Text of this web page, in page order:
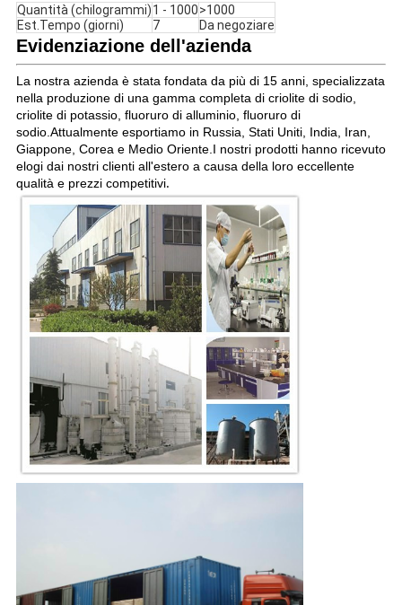
Quantità (chilogrammi)1 - 1000>1000
Est.Tempo (giorni)
7 Da negoziare
Evidenziazione dell'azienda
La nostra azienda è stata fondata da più di 15 anni, specializzata
nella produzione di una gamma completa di criolite di sodio,
criolite di potassio, fluoruro di alluminio, fluoruro di
sodio.Attualmente esportiamo in Russia, Stati Uniti, India, Iran,
Giappone, Corea e Medio Oriente.I nostri prodotti hanno ricevuto
elogi dai nostri clienti all'estero a causa della loro eccellente
qualità e prezzi competitivi.